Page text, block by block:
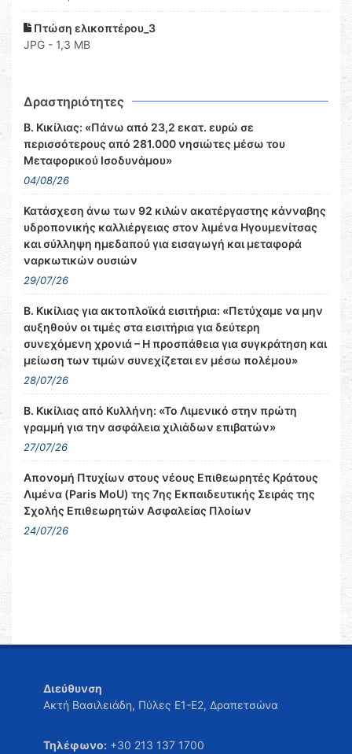
Πτώση ελικοπτέρου_3
JPG - 1,3 MB
Δραστηριότητες
Β. Κικίλιας: «Πάνω από 23,2 εκατ. ευρώ σε
περισσότερους από 281.000 νησιώτες μέσω του
Μεταφορικού Ισοδυνάμου»
04/08/26
Κατάσχεση άνω των 92 κιλών ακατέργαστης κάνναβης
υδροπονικής καλλιέργειας στον λιμένα Ηγουμενίτσας
και σύλληψη ημεδαπού για εισαγωγή και μεταφορά
ναρκωτικών ουσιών
29/07/26
Β. Κικίλιας για ακτοπλοϊκά εισιτήρια: «Πετύχαμε να μην
αυξηθούν οι τιμές στα εισιτήρια για δεύτερη
συνεχόμενη χρονιά – Η προσπάθεια για συγκράτηση και
μείωση των τιμών συνεχίζεται εν μέσω πολέμου»
28/07/26
Β. Κικίλιας από Κυλλήνη: «Το Λιμενικό στην πρώτη
γραμμή για την ασφάλεια χιλιάδων επιβατών»
27/07/26
Απονομή Πτυχίων στους νέους Επιθεωρητές Κράτους
Λιμένα (Paris MoU) της 7ης Εκπαιδευτικής Σειράς της
Σχολής Επιθεωρητών Ασφαλείας Πλοίων
24/07/26
Διεύθυνση
Ακτή Βασιλειάδη, Πύλες Ε1-Ε2, Δραπετσώνα
Τηλέφωνο: +30 213 137 1700